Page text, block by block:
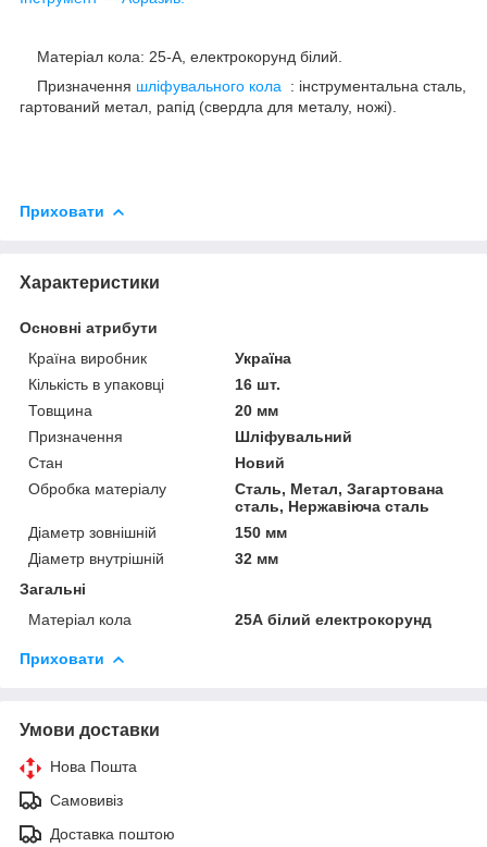
Матеріал кола: 25-А, електрокорунд білий.
Призначення шліфувального кола : інструментальна сталь,
гартований метал, рапід (свердла для металу, ножі).
Приховати
Характеристики
Основні атрибути
Країна виробник
Україна
Кількість в упаковці
16 шт.
Товщина
20 мм
Призначення
Шліфувальний
Стан
Новий
Обробка матеріалу
Сталь, Метал, Загартована
сталь, Нержавіюча сталь
Діаметр зовнішній
150 мм
Діаметр внутрішній
32 мм
Загальні
Матеріал кола
25А білий електрокорунд
Приховати
Умови доставки
Нова Пошта
Самовивіз
Доставка поштою